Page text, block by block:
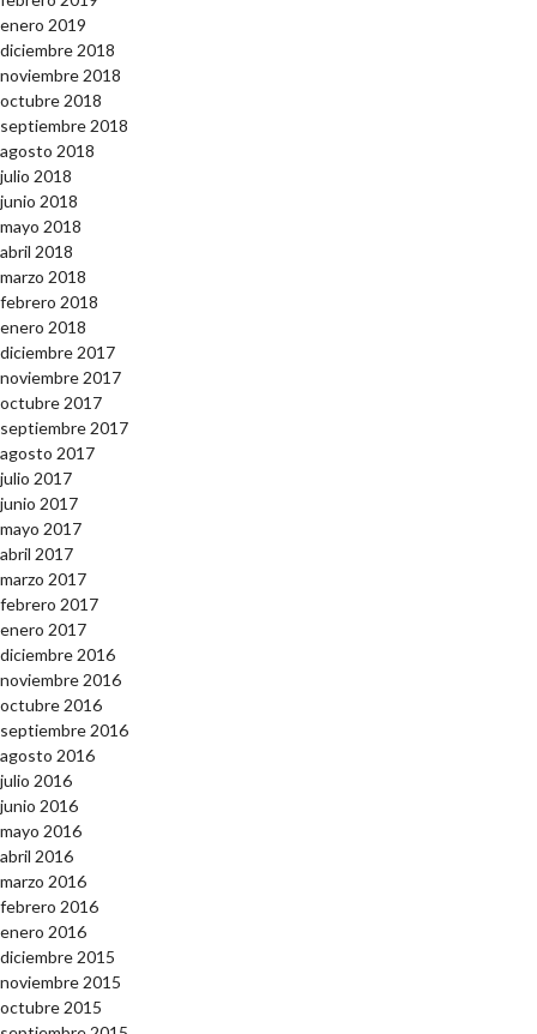
enero 2019
diciembre 2018
noviembre 2018
octubre 2018
septiembre 2018
agosto 2018
julio 2018
junio 2018
mayo 2018
abril 2018
marzo 2018
febrero 2018
enero 2018
diciembre 2017
noviembre 2017
octubre 2017
septiembre 2017
agosto 2017
julio 2017
junio 2017
mayo 2017
abril 2017
marzo 2017
febrero 2017
enero 2017
diciembre 2016
noviembre 2016
octubre 2016
septiembre 2016
agosto 2016
julio 2016
junio 2016
mayo 2016
abril 2016
marzo 2016
febrero 2016
enero 2016
diciembre 2015
noviembre 2015
octubre 2015